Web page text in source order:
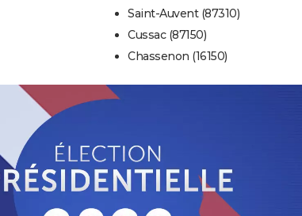
Saint-Auvent (87310)
Cussac (87150)
Chassenon (16150)